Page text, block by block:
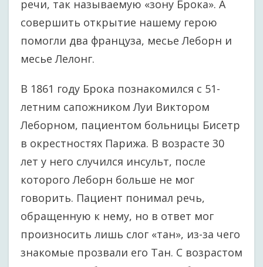
речи, так называемую «зону Брока». А
совершить открытие нашему герою
помогли два француза, месье Леборн и
месье Лелонг.
В 1861 году Брока познакомился с 51-
летним сапожником Луи Виктором
Леборном, пациентом больницы Бисетр
в окрестностях Парижа. В возрасте 30
лет у него случился инсульт, после
которого Леборн больше не мог
говорить. Пациент понимал речь,
обращенную к нему, но в ответ мог
произносить лишь слог «тан», из-за чего
знакомые прозвали его Тан. С возрастом